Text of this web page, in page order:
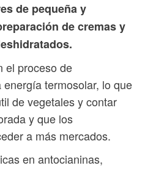
de pequeña y
de cremas y
el proceso de
termosolar, lo que
de vegetales y contar
y que los
a más mercados.
en antocianinas,